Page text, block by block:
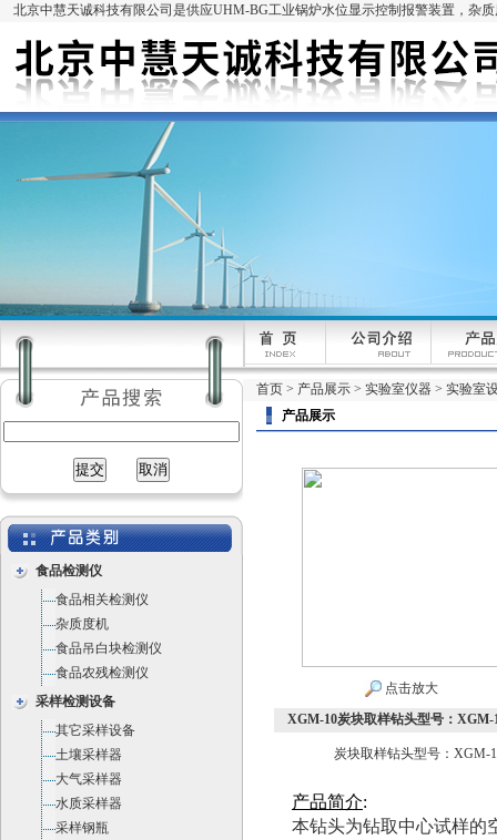
北京中慧天诚科技有限公司是供应UHM-BG工业锅炉水位显示控制报警装置，杂
食品检测仪
食品相关检测仪
杂质度机
食品吊白块检测仪
食品农残检测仪
采样检测设备
其它采样设备
土壤采样器
大气采样器
水质采样器
采样钢瓶
首页 > 产品展示 > 实验室仪器 > 实验室
产品展示
点击放大
XGM-10炭块取样钻头型号：XGM-
炭块取样钻头型号：XGM-
产品简介:
本钻头为钻取中心试样的